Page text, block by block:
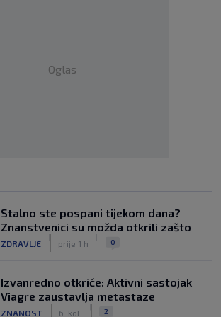
Oglas
Stalno ste pospani tijekom dana?
Znanstvenici su možda otkrili zašto
ZDRAVLJE prije 1 h 0
Izvanredno otkriće: Aktivni sastojak
Viagre zaustavlja metastaze
ZNANOST 6. kol. 2